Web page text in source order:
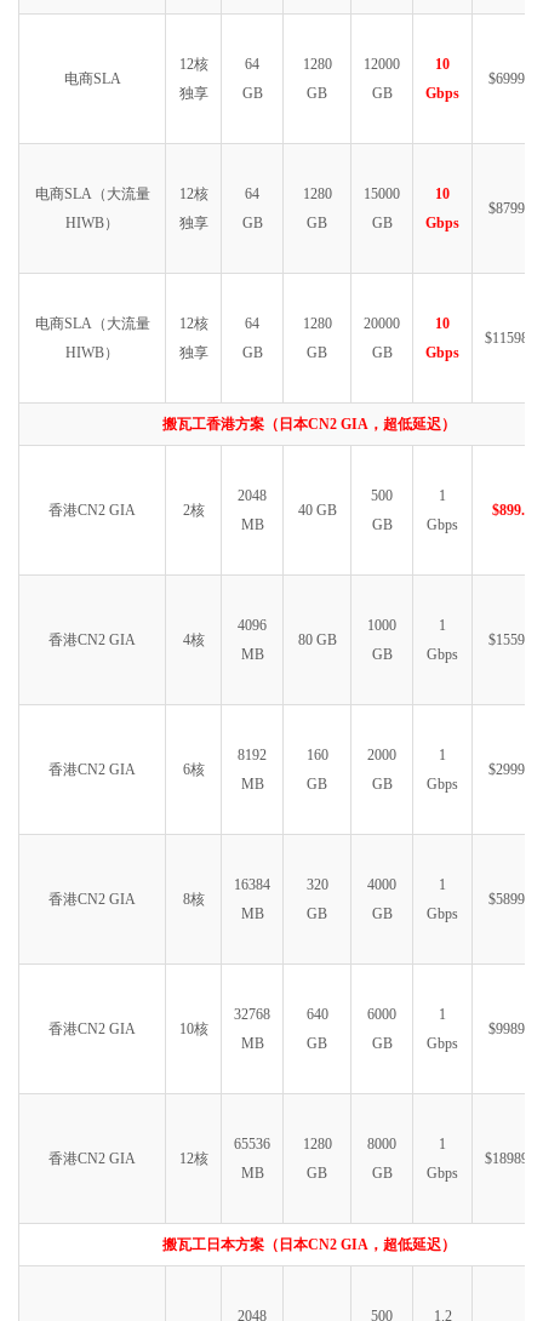
电商SLA
12核
独享
64
GB
1280
GB
12000
GB
10
Gbps
$6999.99
电商SLA（大流量
HIWB）
12核
独享
64
GB
1280
GB
15000
GB
10
Gbps
$8799.99
电商SLA（大流量
HIWB）
12核
独享
64
GB
1280
GB
20000
GB
10
Gbps
搬瓦工香港方案（日本CN2 GIA，超低延迟）
香港CN2 GIA 2核
2048
MB
40 GB
500
GB
1
Gbps
$899.99
香港CN2 GIA 4核
4096
MB
80 GB
1000
GB
1
Gbps
$1559.99
香港CN2 GIA 6核
8192
MB
160
GB
2000
GB
1
Gbps
$2999.99
香港CN2 GIA 8核
16384
MB
320
GB
4000
GB
1
Gbps
$5899.99
香港CN2 GIA 10核
32768
MB
640
GB
6000
GB
1
Gbps
$9989.99
香港CN2 GIA 12核
65536
MB
1280
GB
8000
GB
1
Gbps
搬瓦工日本方案（日本CN2 GIA，超低延迟）
2048 500 1.2